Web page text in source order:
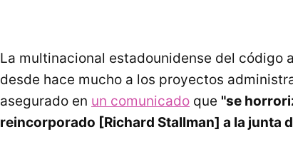
La multinacional estadounidense del código
desde hace mucho a los proyectos
asegurado en un comunicado que "se
reincorporado [Richard Stallman] a la junta